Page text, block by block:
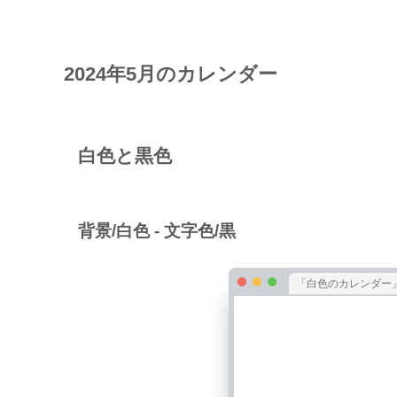
2024年5月のカレンダー
白色と黒色
背景/白色 - 文字色/黒
「白色のカレンダー